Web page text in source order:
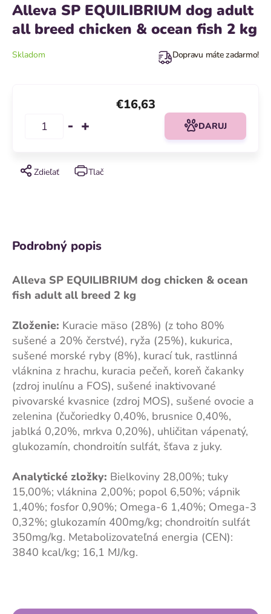
Alleva SP EQUILIBRIUM dog adult
all breed chicken & ocean fish 2 kg
Tlač
Zdieľať
Skladom Dopravu máte zadarmo!
€16,63
DARUJ
Podrobný popis
Alleva SP EQUILIBRIUM dog chicken & ocean
fish adult all breed 2 kg
Zloženie: Kuracie mäso (28%) (z toho 80%
sušené a 20% čerstvé), ryža (25%), kukurica,
sušené morské ryby (8%), kurací tuk, rastlinná
vláknina z hrachu, kuracia pečeň, koreň čakanky
(zdroj inulínu a FOS), sušené inaktivované
pivovarské kvasnice (zdroj MOS), sušené ovocie a
zelenina (čučoriedky 0,40%, brusnice 0,40%,
jablká 0,20%, mrkva 0,20%), uhličitan vápenatý,
glukozamín, chondroitín sulfát, šťava z juky.
Analytické zložky: Bielkoviny 28,00%; tuky
15,00%; vláknina 2,00%; popol 6,50%; vápnik
1,40%; fosfor 0,90%; Omega-6 1,40%; Omega-3
0,32%; glukozamín 400mg/kg; chondroitín sulfát
350mg/kg. Metabolizovateľná energia (CEN):
3840 kcal/kg; 16,1 MJ/kg.